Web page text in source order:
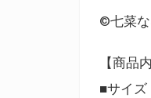
©七菜
【商品
■サイズ